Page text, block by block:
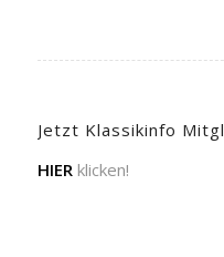
Jetzt Klassikinfo
HIERklicken!